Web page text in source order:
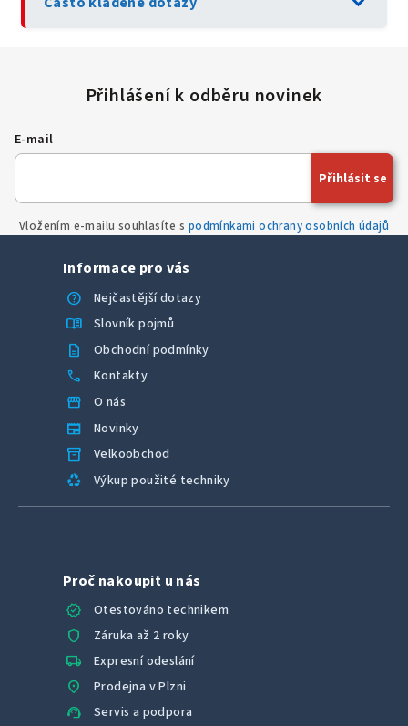
E-mail
Vložením e-mailu souhlasíte s podmínkami ochrany osobních údajů
Přihlásit se
Informace pro vás
help
Nejčastější dotazy
menu_book Slovník pojmů
description Obchodní podmínky
call Kontakty
storefront O nás
newspaper Novinky
inventory_2 Velkoobchod
recycling Výkup použité techniky
Proč nakoupit u nás
verified
Otestováno technikem
shield Záruka až 2 roky
local_shipping Expresní odeslání
location_on Prodejna v Plzni
support_agent Servis a podpora